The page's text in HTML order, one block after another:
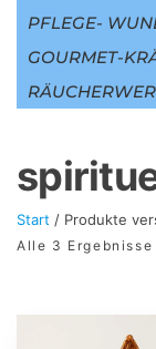
PFLEGE-
GOURMET-
Start / Produkte
Alle 3